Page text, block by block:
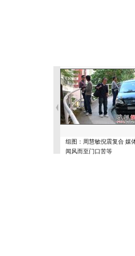
组图：周慧敏倪震复合 媒
闻风而至门口苦等